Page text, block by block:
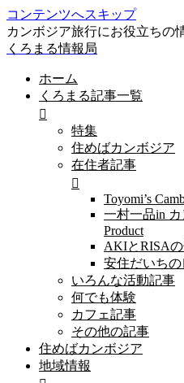
コンテンツへスキップ
カンボジア旅行にお役立ちの
くろまる情報局
ホーム
くろまる記事一覧
特集
住めばカンボジア
在住者記事
Toyomi’s
一村一品in カ
Product
AKIとRISA
安住だいち
いろんな活動記事
何でも体験
カフェ記事
その他の記事
住めばカンボジア
地域情報